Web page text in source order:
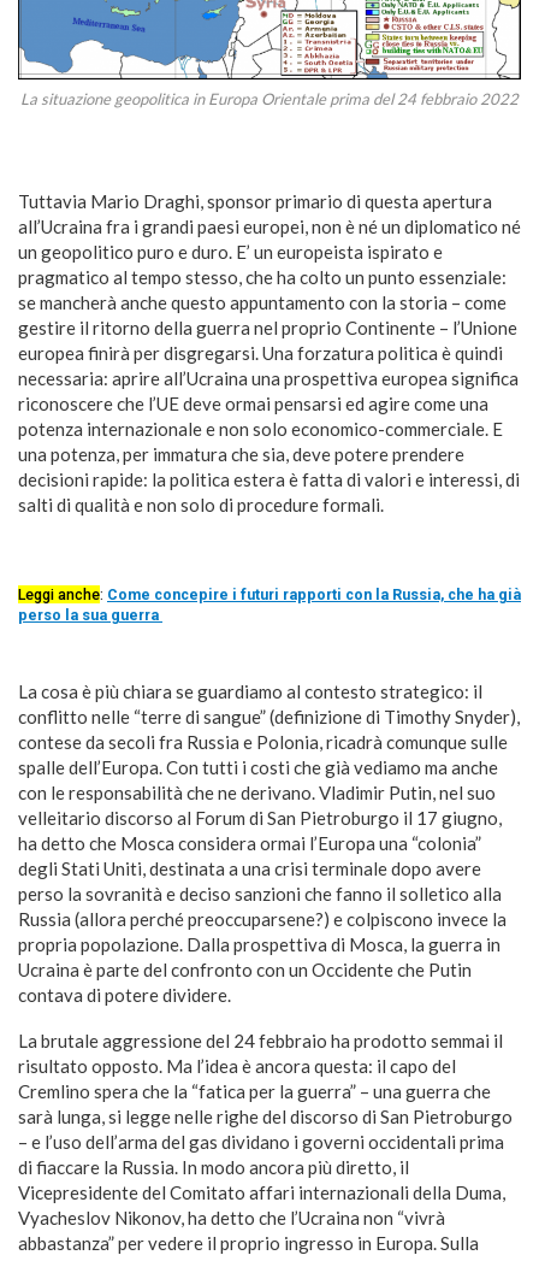
La situazione geopolitica in Europa Orientale prima del 24 febbraio 2022
Tuttavia Mario Draghi, sponsor primario di questa apertura
all’Ucraina fra i grandi paesi europei, non è né un diplomatico né
un geopolitico puro e duro. E’ un europeista ispirato e
pragmatico al tempo stesso, che ha colto un punto essenziale:
se mancherà anche questo appuntamento con la storia – come
gestire il ritorno della guerra nel proprio Continente – l’Unione
europea finirà per disgregarsi. Una forzatura politica è quindi
necessaria: aprire all’Ucraina una prospettiva europea significa
riconoscere che l’UE deve ormai pensarsi ed agire come una
potenza internazionale e non solo economico-commerciale. E
una potenza, per immatura che sia, deve potere prendere
decisioni rapide: la politica estera è fatta di valori e interessi, di
salti di qualità e non solo di procedure formali.
Leggi anche: Come concepire i futuri rapporti con la Russia, che ha già
perso la sua guerra
La cosa è più chiara se guardiamo al contesto strategico: il
conflitto nelle “terre di sangue” (definizione di Timothy Snyder),
contese da secoli fra Russia e Polonia, ricadrà comunque sulle
spalle dell’Europa. Con tutti i costi che già vediamo ma anche
con le responsabilità che ne derivano. Vladimir Putin, nel suo
velleitario discorso al Forum di San Pietroburgo il 17 giugno,
ha detto che Mosca considera ormai l’Europa una “colonia”
degli Stati Uniti, destinata a una crisi terminale dopo avere
perso la sovranità e deciso sanzioni che fanno il solletico alla
Russia (allora perché preoccuparsene?) e colpiscono invece la
propria popolazione. Dalla prospettiva di Mosca, la guerra in
Ucraina è parte del confronto con un Occidente che Putin
contava di potere dividere.
La brutale aggressione del 24 febbraio ha prodotto semmai il
risultato opposto. Ma l’idea è ancora questa: il capo del
Cremlino spera che la “fatica per la guerra” – una guerra che
sarà lunga, si legge nelle righe del discorso di San Pietroburgo
– e l’uso dell’arma del gas dividano i governi occidentali prima
di fiaccare la Russia. In modo ancora più diretto, il
Vicepresidente del Comitato affari internazionali della Duma,
Vyacheslov Nikonov, ha detto che l’Ucraina non “vivrà
abbastanza” per vedere il proprio ingresso in Europa. Sulla